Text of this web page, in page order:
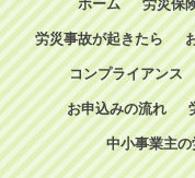
ホーム 労災保
労災事故が起きたら
コンプライアンス
お申込みの流れ
中小事業主